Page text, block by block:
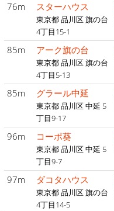
76m スターハウス
東京都 品川区 旗の台
4丁目15-1
85m アーク旗の台
東京都 品川区 旗の台
4丁目5-13
85m グラール中延
東京都 品川区 中延 5
丁目9-17
96m コーポ葵
東京都 品川区 中延 5
丁目9-7
97m ダコタハウス
東京都 品川区 旗の台
4丁目14-5